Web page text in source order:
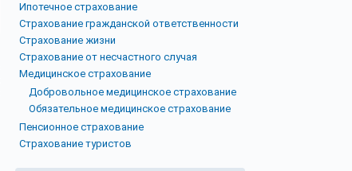
Ипотечное страхование
Страхование гражданской ответственности
Страхование жизни
Страхование от несчастного случая
Медицинское страхование
Добровольное медицинское страхование
Обязательное медицинское страхование
Пенсионное страхование
Страхование туристов